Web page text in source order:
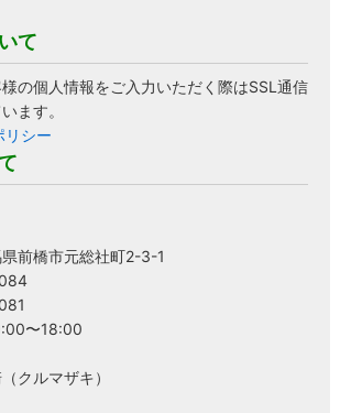
て
の個人情報をご入力いただく際はSSL通信
ます。
シー
前橋市元総社町2-3-1
〜18:00
クルマザキ）